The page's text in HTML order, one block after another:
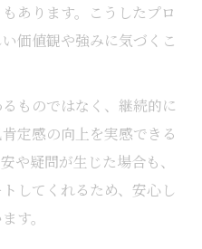
あります。こうしたプロ
価値観や強みに気づくこ
ものではなく、継続的に
定感の向上を実感できる
や疑問が生じた場合も、
してくれるため、安心し
す。